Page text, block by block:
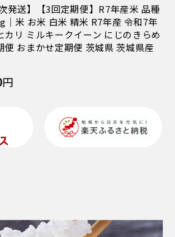
発送】【3回定期便】R7年産米 品種
｜米 お米 白米 精米 R7年産 令和7年
カリ ミルキークイーン にじのきらめ
便 おまかせ定期便 茨城県 茨城県産
円